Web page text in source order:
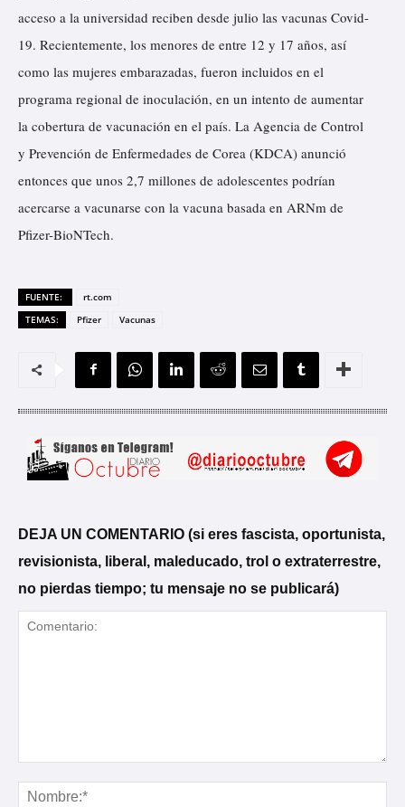
acceso a la universidad reciben desde julio las vacunas Covid-
19. Recientemente, los menores de entre 12 y 17 años, así
como las mujeres embarazadas, fueron incluidos en el
programa regional de inoculación, en un intento de aumentar
la cobertura de vacunación en el país. La Agencia de Control
y Prevención de Enfermedades de Corea (KDCA) anunció
entonces que unos 2,7 millones de adolescentes podrían
acercarse a vacunarse con la vacuna basada en ARNm de
Pfizer-BioNTech.
FUENTE:
rt.com
TEMAS:
Pfizer Vacunas
DEJA UN COMENTARIO (si eres fascista, oportunista,
revisionista, liberal, maleducado, trol o extraterrestre,
no pierdas tiempo; tu mensaje no se publicará)